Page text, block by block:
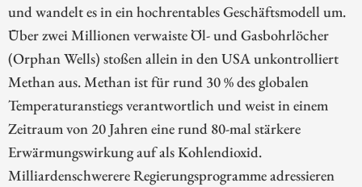
und wandelt es in ein hochrentables Geschäftsmodell um.
Über zwei Millionen verwaiste Öl- und Gasbohrlöcher
(Orphan Wells) stoßen allein in den USA unkontrolliert
Methan aus. Methan ist für rund 30 % des globalen
Temperaturanstiegs verantwortlich und weist in einem
Zeitraum von 20 Jahren eine rund 80-mal stärkere
Erwärmungswirkung auf als Kohlendioxid.
Milliardenschwerere Regierungsprogramme adressieren